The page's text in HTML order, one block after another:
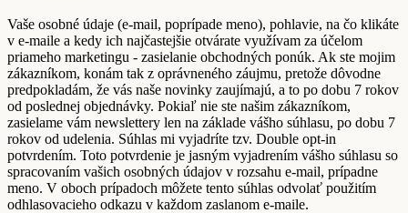
Vaše osobné údaje (e-mail, poprípade meno), pohlavie, na čo klikáte
v e-maile a kedy ich najčastejšie otvárate využívam za účelom
priameho marketingu - zasielanie obchodných ponúk. Ak ste mojim
zákazníkom, konám tak z oprávneného záujmu, pretože dôvodne
predpokladám, že vás naše novinky zaujímajú, a to po dobu 7 rokov
od poslednej objednávky. Pokiaľ nie ste našim zákazníkom,
zasielame vám newslettery len na základe vášho súhlasu, po dobu 7
rokov od udelenia. Súhlas mi vyjadríte tzv. Double opt-in
potvrdením. Toto potvrdenie je jasným vyjadrením vášho súhlasu so
spracovaním vašich osobných údajov v rozsahu e-mail, prípadne
meno. V oboch prípadoch môžete tento súhlas odvolať použitím
odhlasovacieho odkazu v každom zaslanom e-maile.